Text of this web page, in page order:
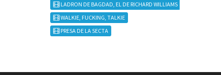
LADRON DE BAGDAD, EL DE RICHARD WILLIAMS
WALKIE, FUCKING, TALKIE
PRESA DE LA SECTA